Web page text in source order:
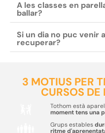
A les classes en
ballar?
Si un dia no puc venir
recuperar?
3 MOTIUS PER
CURSOS
Tothom està
moment tens una
Grups estables
ritme